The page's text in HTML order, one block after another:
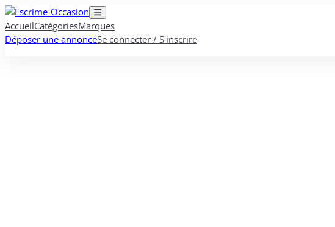
AccueilCatégoriesMarques
Déposer une annonceSe connecter / S'inscrire